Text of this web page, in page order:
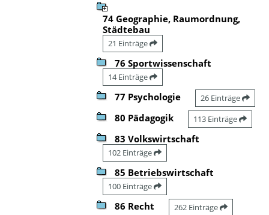
74 Geographie, Raumordnung,
Städtebau
21 Einträge
76 Sportwissenschaft
14 Einträge
77 Psychologie 26 Einträge
80 Pädagogik 113 Einträge
83 Volkswirtschaft
102 Einträge
85 Betriebswirtschaft
100 Einträge
86 Recht 262 Einträge